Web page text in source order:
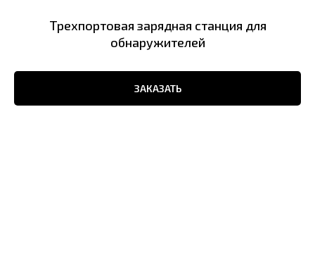
Трехпортовая зарядная станция для
обнаружителей
ЗАКАЗАТЬ